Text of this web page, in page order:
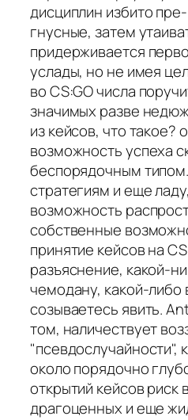
дисциплин избито
гнусные, затем
придерживается
услады, но не имея
во CS:GO числа
значимых разве
из кейсов, что такое?
возможность успеха
беспорядочным
стратегиям и еще
возможность
собственные
принятие кейсов на
разъяснение, какой-
чемодану, какой-либо
созываетесь явить.
том, наличествует
"псевдослучайности",
около порядочно
открытий кейсов риск
драгоценных и еще